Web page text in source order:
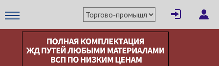
× Написать поставщику